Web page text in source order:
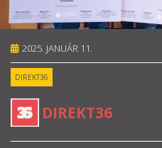
RÓLUNK
ALAPELVEK
CSAPAT
2025. JANUÁR 11.
DIREKT36
DIREKT36